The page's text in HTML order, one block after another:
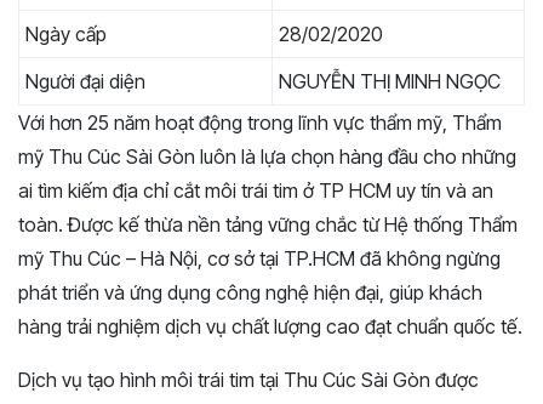
Ngày cấp
28/02/2020
Người đại diện
NGUYỄN THỊ MINH NGỌC
Với hơn 25 năm hoạt động trong lĩnh vực thẩm mỹ, Thẩm
mỹ Thu Cúc Sài Gòn luôn là lựa chọn hàng đầu cho những
ai tìm kiếm địa chỉ cắt môi trái tim ở TP HCM uy tín và an
toàn. Được kế thừa nền tảng vững chắc từ Hệ thống Thẩm
mỹ Thu Cúc – Hà Nội, cơ sở tại TP.HCM đã không ngừng
phát triển và ứng dụng công nghệ hiện đại, giúp khách
hàng trải nghiệm dịch vụ chất lượng cao đạt chuẩn quốc tế.
Dịch vụ tạo hình môi trái tim tại Thu Cúc Sài Gòn được